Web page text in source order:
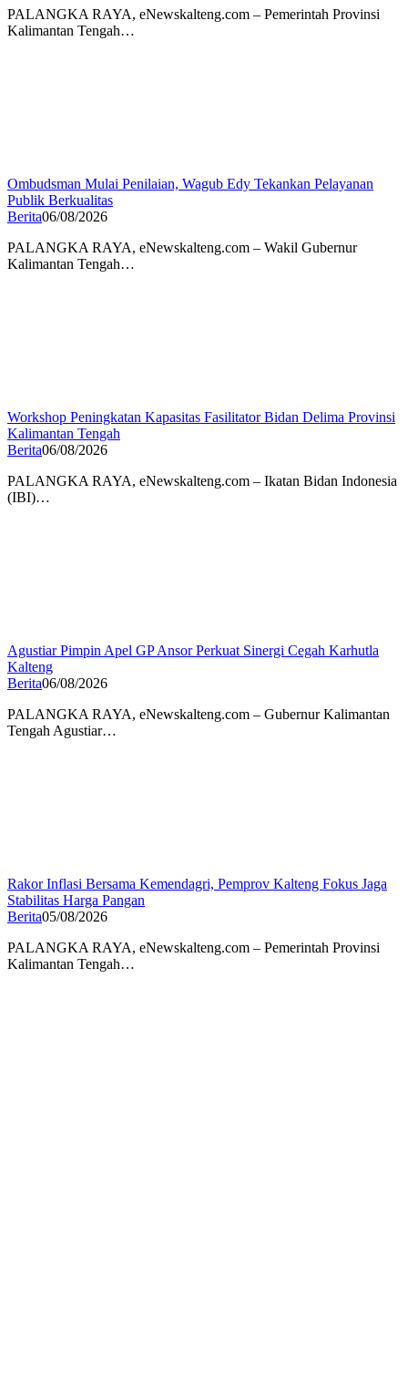
PALANGKA RAYA, eNewskalteng.com – Pemerintah Provinsi
Kalimantan Tengah…
Ombudsman Mulai Penilaian, Wagub Edy Tekankan Pelayanan
Publik Berkualitas
Berita06/08/2026
PALANGKA RAYA, eNewskalteng.com – Wakil Gubernur
Kalimantan Tengah…
Workshop Peningkatan Kapasitas Fasilitator Bidan Delima Provinsi
Kalimantan Tengah
Berita06/08/2026
PALANGKA RAYA, eNewskalteng.com – Ikatan Bidan Indonesia
(IBI)…
Agustiar Pimpin Apel GP Ansor Perkuat Sinergi Cegah Karhutla
Kalteng
Berita06/08/2026
PALANGKA RAYA, eNewskalteng.com – Gubernur Kalimantan
Tengah Agustiar…
Rakor Inflasi Bersama Kemendagri, Pemprov Kalteng Fokus Jaga
Stabilitas Harga Pangan
Berita05/08/2026
PALANGKA RAYA, eNewskalteng.com – Pemerintah Provinsi
Kalimantan Tengah…